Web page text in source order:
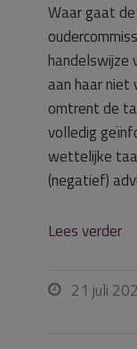
Waar gaat
handelswijze
aan haar
omtrent de
volledig
wettelijke
(negatief)
Lees verder
 21 juli